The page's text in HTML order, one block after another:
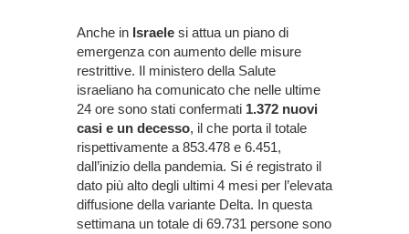
Anche in Israele si attua un piano di
emergenza con aumento delle misure
restrittive. Il ministero della Salute
israeliano ha comunicato che nelle ultime
24 ore sono stati confermati 1.372 nuovi
casi e un decesso, il che porta il totale
rispettivamente a 853.478 e 6.451,
dall’inizio della pandemia. Si é registrato il
dato più alto degli ultimi 4 mesi per l’elevata
diffusione della variante Delta. In questa
settimana un totale di 69.731 persone sono